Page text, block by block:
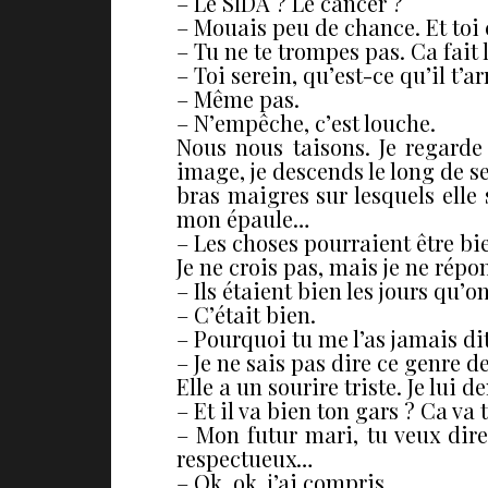
– Mouais peu de chance. Et toi
– Tu ne te trompes pas. Ca
– Toi serein, qu’est-ce qu’il
– Même pas.
– N’empêche, c’est louche.
Nous nous taisons. Je
image, je descends le long de
bras maigres sur lesquels elle
mon épaule…
– Les choses pourraient être
Je ne crois pas, mais je ne
– Ils étaient bien les jours
– C’était bien.
– Pourquoi tu me l’as jamais
– Je ne sais pas dire ce genre
Elle a un sourire triste. Je lui
– Et il va bien ton gars ? Ca va
– Mon futur mari, tu veux
respectueux…